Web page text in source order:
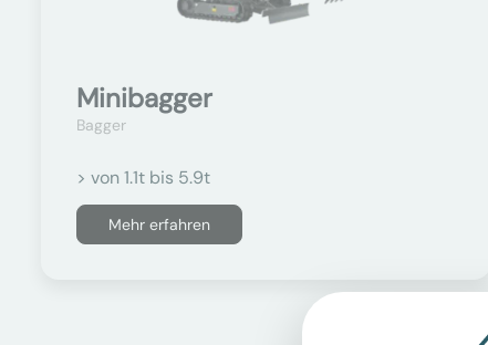
Minibagger
Bagger
> von 1.1t bis 5.9t
Mehr erfahren